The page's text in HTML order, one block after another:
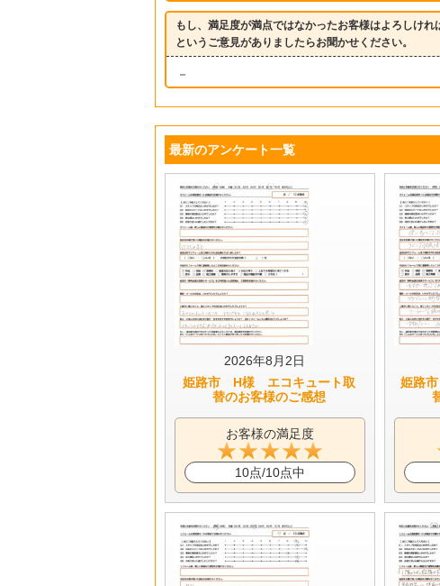
もし、満足度が満点ではなかったお客様はよろしけ
というご意見がありましたらお聞かせください。
－
最新のアンケート一覧
2026年8月2日
姫路市 H様 エコキュート取
替のお客様のご感想
お客様の満足度
10点/10点中
姫路